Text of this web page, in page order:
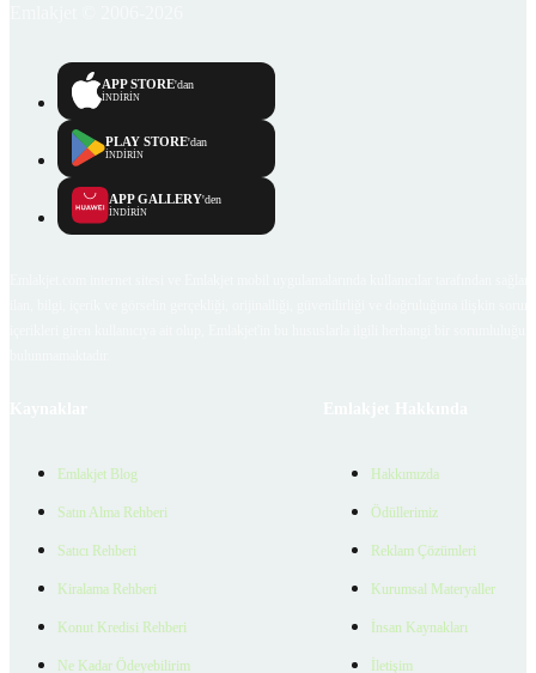
APP STORE'dan
İNDİRİN
PLAY STORE'dan
İNDİRİN
APP GALLERY'den
İNDİRİN
Emlakjet Blog
Satın Alma Rehberi
Satıcı Rehberi
Kiralama Rehberi
Konut Kredisi Rehberi
Ne Kadar Ödeyebilirim
Hakkımızda
Ödüllerimiz
Reklam Çözümleri
Kurumsal Materyaller
İnsan Kaynakları
İletişim